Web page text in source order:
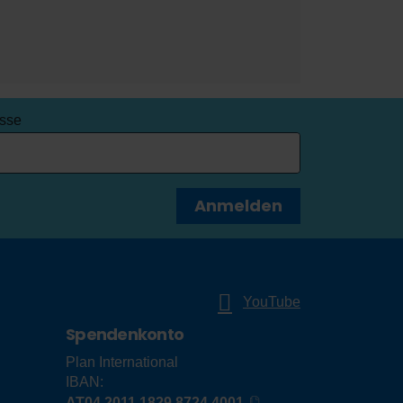
Anmelden
YouTube
Spendenkonto
Plan International
IBAN: